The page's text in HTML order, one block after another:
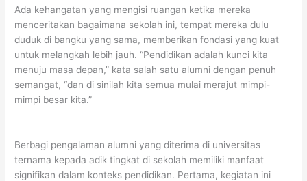
Ada kehangatan yang mengisi ruangan ketika mereka
menceritakan bagaimana sekolah ini, tempat mereka dulu
duduk di bangku yang sama, memberikan fondasi yang kuat
untuk melangkah lebih jauh. “Pendidikan adalah kunci kita
menuju masa depan,” kata salah satu alumni dengan penuh
semangat, “dan di sinilah kita semua mulai merajut mimpi-
mimpi besar kita.”
Berbagi pengalaman alumni yang diterima di universitas
ternama kepada adik tingkat di sekolah memiliki manfaat
signifikan dalam konteks pendidikan. Pertama, kegiatan ini